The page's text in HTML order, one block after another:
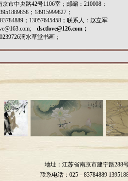
市中央路42号1106室；邮编：210008；
；18915999827；
；13057645458；联系人：赵立军
dsctlove@126.com；
滴水草堂书画；
地址：江苏省南京市建宁路
联系电话：025－83784889